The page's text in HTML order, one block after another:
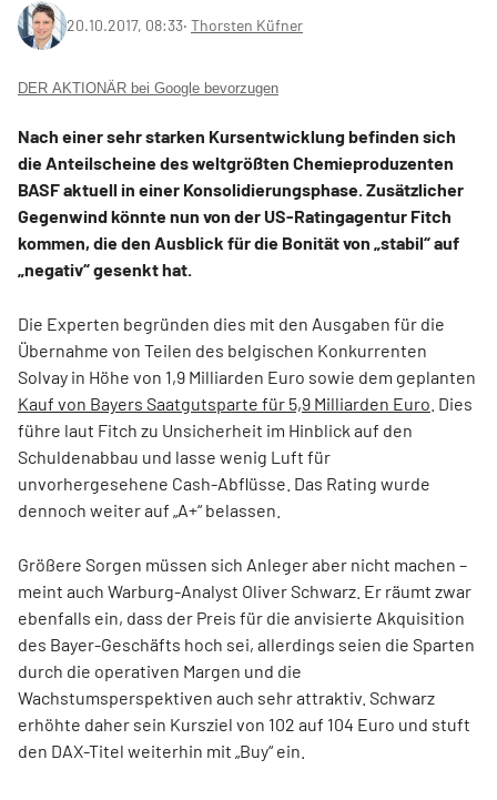
20.10.2017, 08:33‧ Thorsten Küfner
DER AKTIONÄR bei Google bevorzugen
Nach einer sehr starken Kursentwicklung befinden sich
die Anteilscheine des weltgrößten Chemieproduzenten
BASF aktuell in einer Konsolidierungsphase. Zusätzlicher
Gegenwind könnte nun von der US-Ratingagentur Fitch
kommen, die den Ausblick für die Bonität von „stabil“ auf
„negativ“ gesenkt hat.
Die Experten begründen dies mit den Ausgaben für die
Übernahme von Teilen des belgischen Konkurrenten
Solvay in Höhe von 1,9 Milliarden Euro sowie dem geplanten
Kauf von Bayers Saatgutsparte für 5,9 Milliarden Euro . Dies
führe laut Fitch zu Unsicherheit im Hinblick auf den
Schuldenabbau und lasse wenig Luft für
unvorhergesehene Cash-Abflüsse. Das Rating wurde
dennoch weiter auf „A+“ belassen.
Größere Sorgen müssen sich Anleger aber nicht machen –
meint auch Warburg-Analyst Oliver Schwarz. Er räumt zwar
ebenfalls ein, dass der Preis für die anvisierte Akquisition
des Bayer-Geschäfts hoch sei, allerdings seien die Sparten
durch die operativen Margen und die
Wachstumsperspektiven auch sehr attraktiv. Schwarz
erhöhte daher sein Kursziel von 102 auf 104 Euro und stuft
den DAX-Titel weiterhin mit „Buy“ ein.